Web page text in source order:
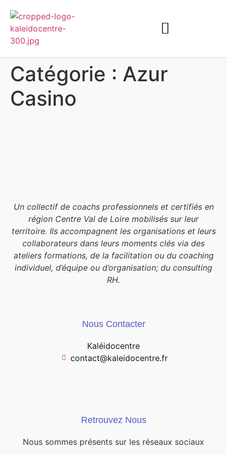
Catégorie : Azur
Casino
Un collectif de coachs professionnels et certifiés en
région Centre Val de Loire mobilisés sur leur
territoire. Ils accompagnent les organisations et leurs
collaborateurs dans leurs moments clés via des
ateliers formations, de la facilitation ou du coaching
individuel, d’équipe ou d’organisation; du consulting
RH.
Nous Contacter
Kaléidocentre
contact@kaleidocentre.fr
Retrouvez Nous
Nous sommes présents sur les réseaux sociaux